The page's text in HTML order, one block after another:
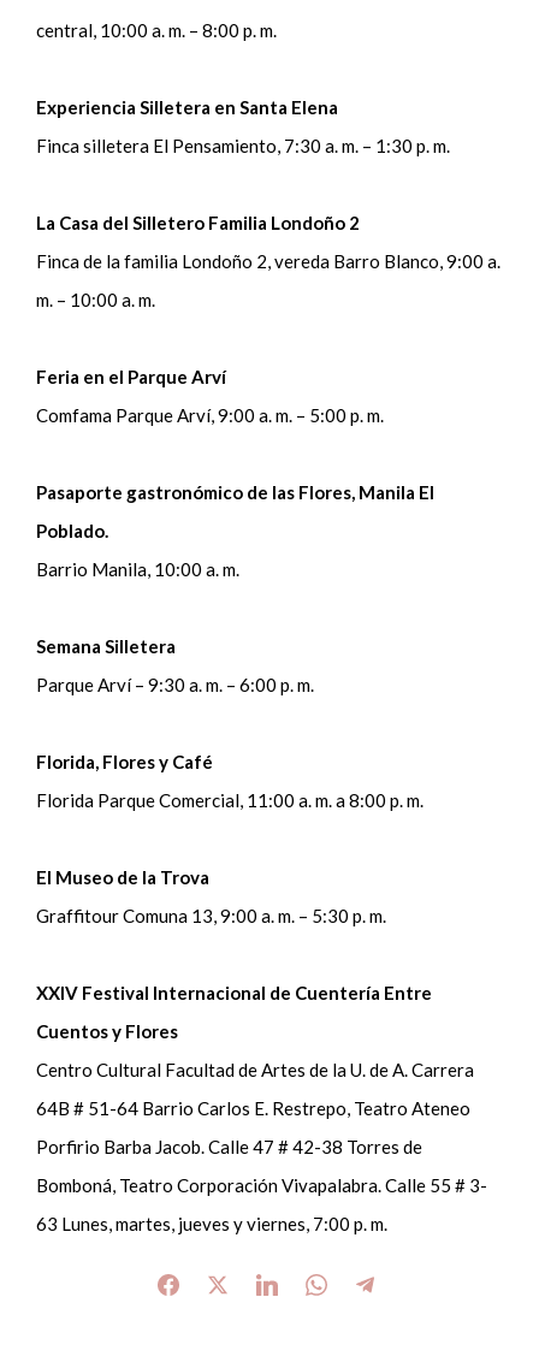
central, 10:00 a. m. – 8:00 p. m.
Experiencia Silletera en Santa Elena
Finca silletera El Pensamiento, 7:30 a. m. – 1:30 p. m.
La Casa del Silletero Familia Londoño 2
Finca de la familia Londoño 2, vereda Barro Blanco, 9:00 a.
m. – 10:00 a. m.
Feria en el Parque Arví
Comfama Parque Arví, 9:00 a. m. – 5:00 p. m.
Pasaporte gastronómico de las Flores, Manila El
Poblado.
Barrio Manila, 10:00 a. m.
Semana Silletera
Parque Arví – 9:30 a. m. – 6:00 p. m.
Florida, Flores y Café
Florida Parque Comercial, 11:00 a. m. a 8:00 p. m.
El Museo de la Trova
Graffitour Comuna 13, 9:00 a. m. – 5:30 p. m.
XXIV Festival Internacional de Cuentería Entre
Cuentos y Flores
Centro Cultural Facultad de Artes de la U. de A. Carrera
64B # 51-64 Barrio Carlos E. Restrepo, Teatro Ateneo
Porfirio Barba Jacob. Calle 47 # 42-38 Torres de
Bomboná, Teatro Corporación Vivapalabra. Calle 55 # 3-
63 Lunes, martes, jueves y viernes, 7:00 p. m.